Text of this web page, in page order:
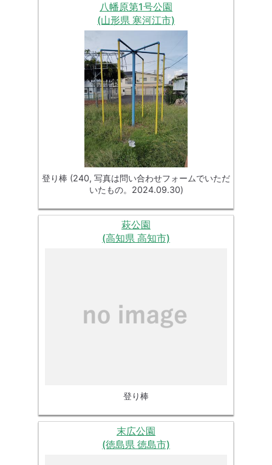
八幡原第1号公園
(山形県 寒河江市)
登り棒 (240, 写真は問い合わせフォームでいただ
いたもの。2024.09.30)
萩公園
(高知県 高知市)
登り棒
末広公園
(徳島県 徳島市)